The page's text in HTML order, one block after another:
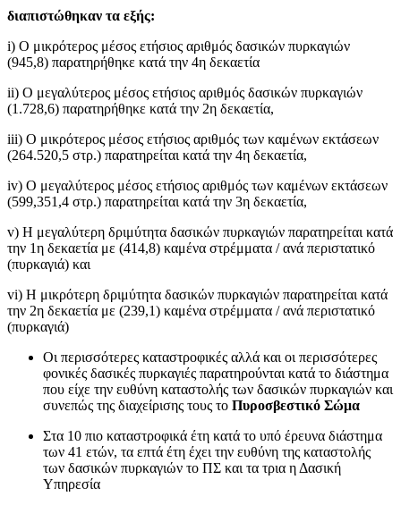
διαπιστώθηκαν τα εξής:
i) O μικρότερος μέσος ετήσιος αριθμός δασικών πυρκαγιών
(945,8) παρατηρήθηκε κατά την 4η δεκαετία
ii) O μεγαλύτερος μέσος ετήσιος αριθμός δασικών πυρκαγιών
(1.728,6) παρατηρήθηκε κατά την 2η δεκαετία,
iii) O μικρότερος μέσος ετήσιος αριθμός των καμένων εκτάσεων
(264.520,5 στρ.) παρατηρείται κατά την 4η δεκαετία,
iv) O μεγαλύτερος μέσος ετήσιος αριθμός των καμένων εκτάσεων
(599,351,4 στρ.) παρατηρείται κατά την 3η δεκαετία,
v) Η μεγαλύτερη δριμύτητα δασικών πυρκαγιών παρατηρείται κατά
την 1η δεκαετία με (414,8) καμένα στρέμματα / ανά περιστατικό
(πυρκαγιά) και
vi) Η μικρότερη δριμύτητα δασικών πυρκαγιών παρατηρείται κατά
την 2η δεκαετία με (239,1) καμένα στρέμματα / ανά περιστατικό
(πυρκαγιά)
Οι περισσότερες καταστροφικές αλλά και οι περισσότερες
φονικές δασικές πυρκαγιές παρατηρούνται κατά το διάστημα
που είχε την ευθύνη καταστολής των δασικών πυρκαγιών και
συνεπώς της διαχείρισης τους το Πυροσβεστικό Σώμα
Στα 10 πιο καταστροφικά έτη κατά το υπό έρευνα διάστημα
των 41 ετών, τα επτά έτη έχει την ευθύνη της καταστολής
των δασικών πυρκαγιών το ΠΣ και τα τρια η Δασική
Υπηρεσία